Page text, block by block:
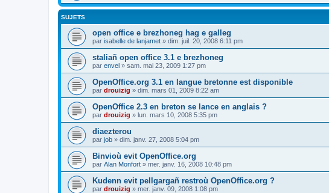
SUJETS
open office e brezhoneg hag e galleg
par isabelle de lanjamet » dim. juil. 20, 2008 6:11 pm
staliañ open office 3.1 e brezhoneg
par envel » sam. mai 23, 2009 1:27 pm
OpenOffice.org 3.1 en langue bretonne est disponible
par drouizig » dim. mars 01, 2009 8:22 am
OpenOffice 2.3 en breton se lance en anglais ?
par drouizig » lun. mars 10, 2008 5:35 pm
diaezterou
par job » dim. janv. 27, 2008 5:04 pm
Binvioù evit OpenOffice.org
par Alan Monfort » mer. janv. 16, 2008 10:48 pm
Kudenn evit pellgargañ restroù OpenOffice.org ?
par drouizig » mer. janv. 09, 2008 1:08 pm